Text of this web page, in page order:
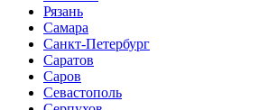
Рязань
Самара
Санкт-Петербург
Саратов
Саров
Севастополь